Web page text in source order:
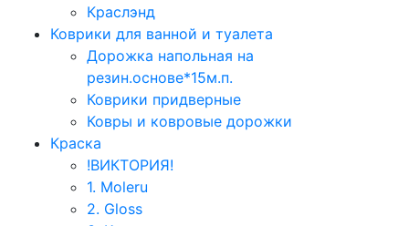
Краслэнд
Коврики для ванной и туалета
Дорожка напольная на
резин.основе*15м.п.
Коврики придверные
Ковры и ковровые дорожки
Краска
!ВИКТОРИЯ!
1. Moleru
2. Gloss